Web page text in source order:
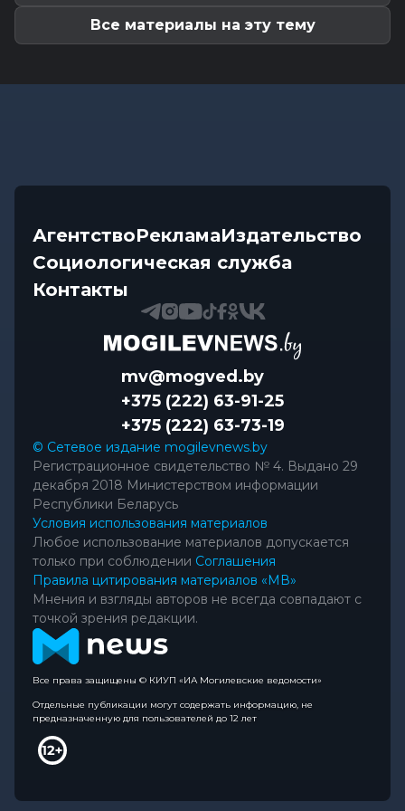
Все материалы на эту тему
АгентствоРекламаИздательство
Социологическая служба
Контакты
mv@mogved.by
+375 (222) 63-91-25
+375 (222) 63-73-19
© Сетевое издание mogilevnews.by
Регистрационное свидетельство № 4. Выдано 29
декабря 2018 Министерством информации
Республики Беларусь
Условия использования материалов
Любое использование материалов допускается
только при соблюдении Соглашения
Правила цитирования материалов «МВ»
Мнения и взгляды авторов не всегда совпадают с
точкой зрения редакции.
Все права защищены © КИУП «ИА Могилевские ведомости»
Отдельные публикации могут содержать информацию, не
предназначенную для пользователей до 12 лет